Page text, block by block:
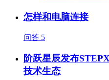
怎样和电脑连接
问答 5
阶跃星辰发布
技术生态